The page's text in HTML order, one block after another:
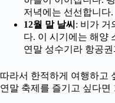
저녁에는 선선합니다.
12월 말 날씨 : 비가 거
다. 이 시기에는 해양
연말 성수기라 항공
따라서 한적하게 여행하고
연말 축제를 즐기고 싶다면